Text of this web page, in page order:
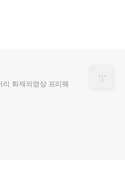
화제의영상 프리웨